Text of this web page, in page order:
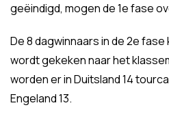
geëindigd, mogen de 1e fase
De 8 dagwinnaars in de 2e
wordt gekeken naar het
worden er in Duitsland 14
Engeland 13.